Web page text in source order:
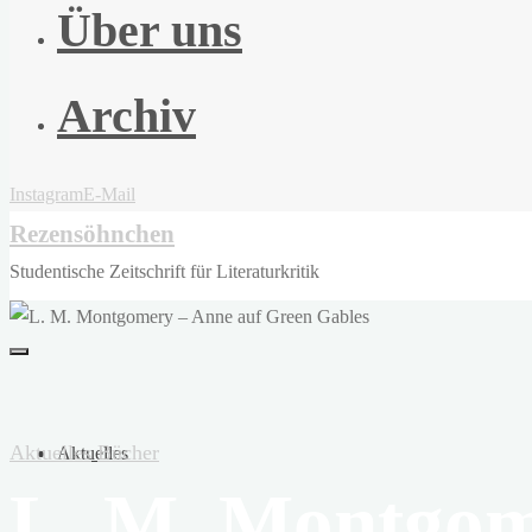
Über uns
Archiv
InstagramE-Mail
Rezensöhnchen
Studentische Zeitschrift für Literaturkritik
Aktuelles
Aktuelles Bücher